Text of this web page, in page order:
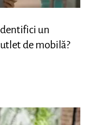
un
de mobilă?